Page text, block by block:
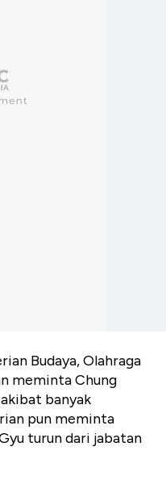
Budaya, Olahraga
meminta Chung
banyak
pun meminta
turun dari jabatan